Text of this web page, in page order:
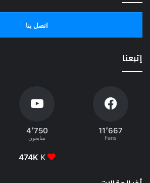
اتصل بنا
إتبعنا
11٬667
Fans
4٬750
متابعون
474K K